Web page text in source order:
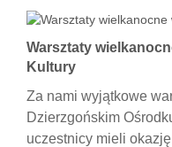
Warsztaty
Kultury
Za nami wyjątkowe
Dzierzgońskim
uczestnicy mieli